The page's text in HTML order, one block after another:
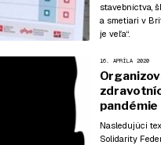
stavebníctva,
a smetiari v
je veľa“.
16. APRÍLA 2020
pandémie
Nasledujúci
Solidarity